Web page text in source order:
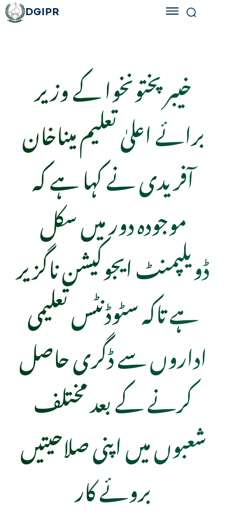
DGIPR
خیبر پختونخوا کے وزیر
برائے اعلیٰ تعلیم میناخان
آفریدی نے کہا ہے کہ
موجودہ دور میں سکل
ڈویلپمنٹ ایجوکیشن ناگزیر
ہے تاکہ سٹوڈنٹس تعلیمی
اداروں سے ڈگری حاصل
کرنے کے بعد مختلف
شعبوں میں اپنی صلاحیتیں
بروئے کار